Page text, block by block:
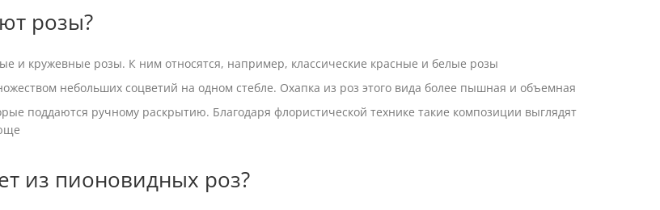
розы?
и кружевные розы. К ним относятся, например, классические красные и белые розы
небольших соцветий на одном стебле. Охапка из роз этого вида более пышная и объемная
поддаются ручному раскрытию. Благодаря флористической технике такие композиции выглядят
из пионовидных роз?